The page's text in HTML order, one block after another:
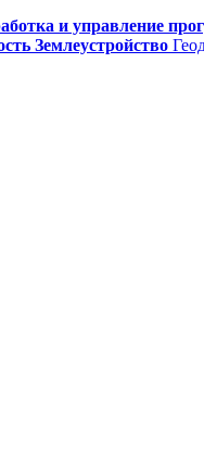
и управление
Землеустройство